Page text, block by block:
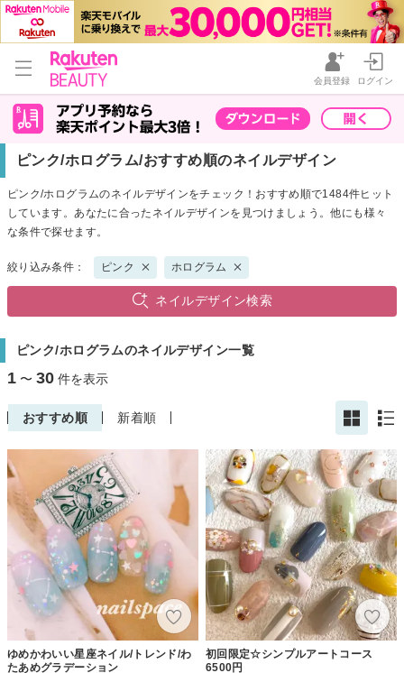
会員登録 ログイン
ピンク/ホログラム/おすすめ順のネイルデザイン
ピンク/ホログラムのネイルデザインをチェック！おすすめ順で1484件ヒット
しています。あなたに合ったネイルデザインを見つけましょう。他にも様々
な条件で探せます。
絞り込み条件： ピンク ホログラム
ネイルデザイン検索
ピンク/ホログラムのネイルデザイン一覧
1 〜 30 件を表示
おすすめ順 新着順
ゆめかわいい星座ネイル/トレンド/わ
たあめグラデーション
初回限定☆シンプルアートコース
6500円